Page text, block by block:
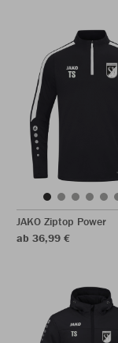
JAKO Ziptop Power
ab 36,99 €